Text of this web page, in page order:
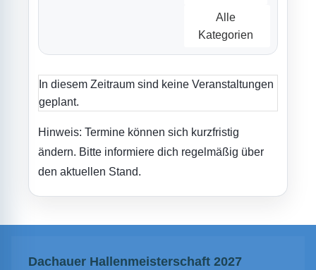
Alle
Kategorien
In diesem Zeitraum sind keine Veranstaltungen
geplant.
Hinweis: Termine können sich kurzfristig
ändern. Bitte informiere dich regelmäßig über
den aktuellen Stand.
Dachauer Hallenmeisterschaft 2027